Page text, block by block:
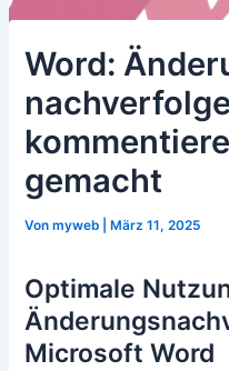
Word:
gemacht
Vonmyweb März 11, 2025
Optimale
Microsoft Word